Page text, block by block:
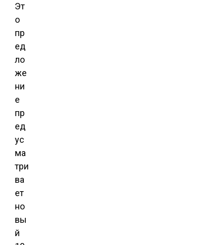
Эт
о
пр
ед
ло
же
ни
е
пр
ед
ус
ма
три
ва
ет
но
вы
й